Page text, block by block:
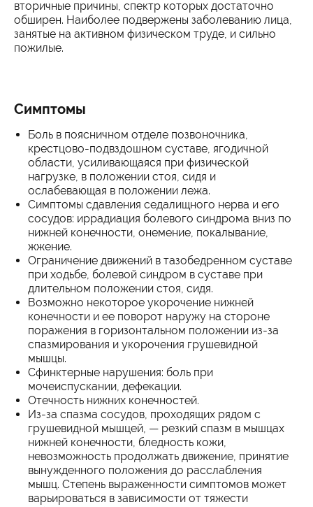
вторичные причины, спектр которых достаточно
обширен. Наиболее подвержены заболеванию лица,
занятые на активном физическом труде, и сильно
пожилые.
Симптомы
Боль в поясничном отделе позвоночника,
крестцово-подвздошном суставе, ягодичной
области, усиливающаяся при физической
нагрузке, в положении стоя, сидя и
ослабевающая в положении лежа.
Симптомы сдавления седалищного нерва и его
сосудов: иррадиация болевого синдрома вниз по
нижней конечности, онемение, покалывание,
жжение.
Ограничение движений в тазобедренном суставе
при ходьбе, болевой синдром в суставе при
длительном положении стоя, сидя.
Возможно некоторое укорочение нижней
конечности и ее поворот наружу на стороне
поражения в горизонтальном положении из-за
спазмирования и укорочения грушевидной
мышцы.
Сфинктерные нарушения: боль при
мочеиспускании, дефекации.
Отечность нижних конечностей.
Из-за спазма сосудов, проходящих рядом с
грушевидной мышцей, — резкий спазм в мышцах
нижней конечности, бледность кожи,
невозможность продолжать движение, принятие
вынужденного положения до расслабления
мышц. Степень выраженности симптомов может
варьироваться в зависимости от тяжести